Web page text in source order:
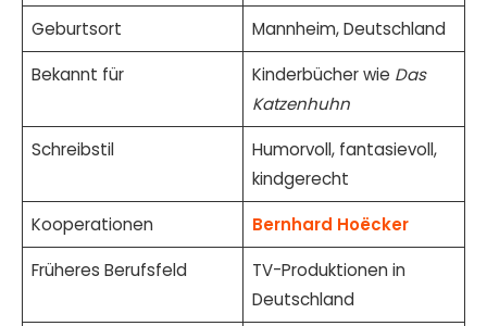
Geburtsort
Mannheim, Deutschland
Bekannt für
Kinderbücher wie Das
Katzenhuhn
Schreibstil
Humorvoll, fantasievoll,
kindgerecht
Kooperationen
Bernhard Hoëcker
Früheres Berufsfeld
TV-Produktionen in
Deutschland